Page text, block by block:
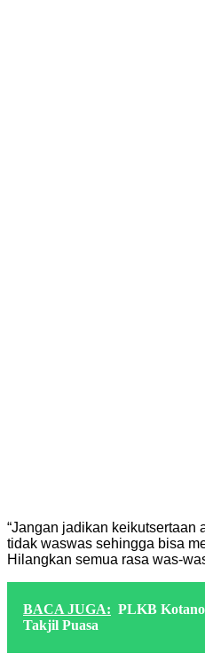
“Jangan jadikan keikutsertaan
tidak waswas sehingga bisa
Hilangkan semua rasa was-
BACA JUGA: PLKB
Takjil Puasa